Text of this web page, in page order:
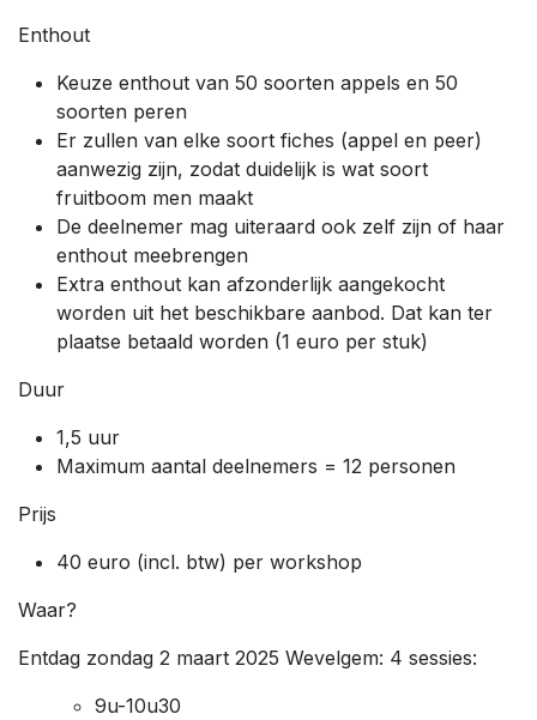
Enthout
Keuze enthout van 50 soorten appels en 50
soorten peren
Er zullen van elke soort fiches (appel en peer)
aanwezig zijn, zodat duidelijk is wat soort
fruitboom men maakt
De deelnemer mag uiteraard ook zelf zijn of haar
enthout meebrengen
Extra enthout kan afzonderlijk aangekocht
worden uit het beschikbare aanbod. Dat kan ter
plaatse betaald worden (1 euro per stuk)
Duur
1,5 uur
Maximum aantal deelnemers = 12 personen
Prijs
40 euro (incl. btw) per workshop
Waar?
Entdag zondag 2 maart 2025 Wevelgem: 4 sessies:
9u-10u30